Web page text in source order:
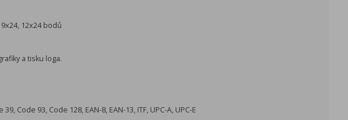
9x24, 12x24 bodů
a tisku loga.
Code 93, Code 128, EAN-8, EAN-13, ITF, UPC-A, UPC-E